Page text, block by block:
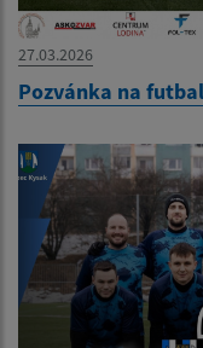
27.03.2026
Pozvánka na